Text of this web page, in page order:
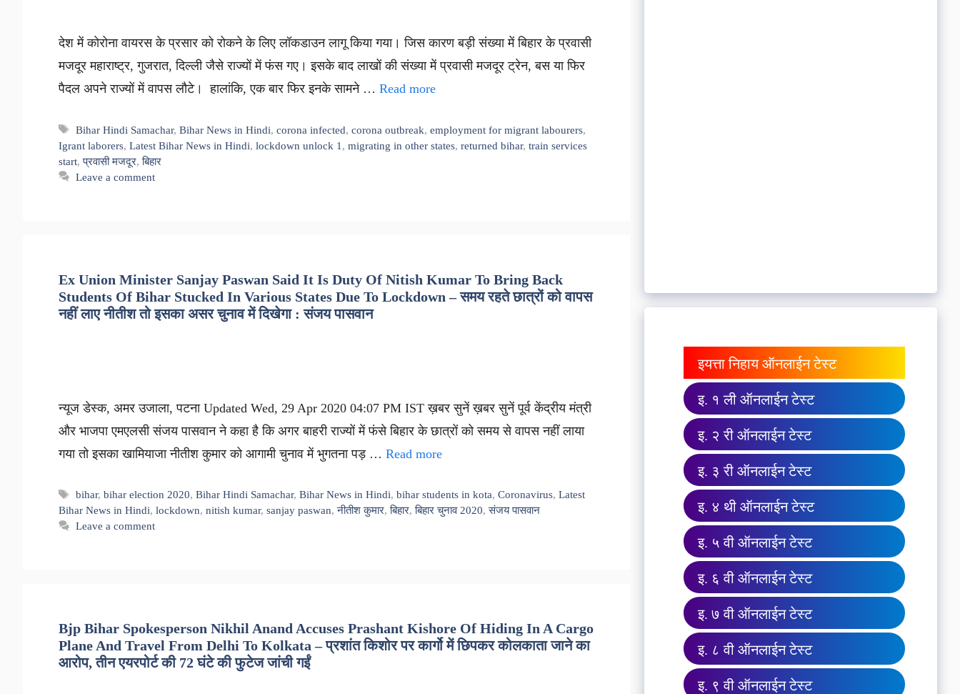
देश में कोरोना वायरस के प्रसार को रोकने के लिए लॉकडाउन लागू किया गया। जिस कारण बड़ी संख्या में बिहार के प्रवासी
मजदूर महाराष्ट्र, गुजरात, दिल्ली जैसे राज्यों में फंस गए। इसके बाद लाखों की संख्या में प्रवासी मजदूर ट्रेन, बस या फिर
पैदल अपने राज्यों में वापस लौटे। हालांकि, एक बार फिर इनके सामने … Read more
Tags
Bihar Hindi Samachar,Bihar News in Hindi,corona infected,corona outbreak,employment for migrant labourers,
Igrant laborers, Latest Bihar News in Hindi, lockdown unlock 1 , migrating in other states, returned bihar, train services
start,प्रवासी मजदूर,बिहार
Leave a comment
Ex Union Minister Sanjay Paswan Said It Is Duty Of Nitish Kumar To Bring Back
Students Of Bihar Stucked In Various States Due To Lockdown – समय रहते छात्रों को वापस
नहीं लाए नीतीश तो इसका असर चुनाव में दिखेगा : संजय पासवान
न्यूज डेस्क, अमर उजाला, पटना Updated Wed, 29 Apr 2020 04:07 PM IST ख़बर सुनें ख़बर सुनें पूर्व केंद्रीय मंत्री
और भाजपा एमएलसी संजय पासवान ने कहा है कि अगर बाहरी राज्यों में फंसे बिहार के छात्रों को समय से वापस नहीं लाया
गया तो इसका खामियाजा नीतीश कुमार को आगामी चुनाव में भुगतना पड़ … Read more
Tags
bihar,bihar election 2020,Bihar Hindi Samachar,Bihar News in Hindi,bihar students in kota,Coronavirus,Latest
Bihar News in Hindi, lockdown, nitish kumar, sanjay paswan,नीतीश कुमार,बिहार,बिहार चुनाव 2020,संजय पासवान
Leave a comment
Bjp Bihar Spokesperson Nikhil Anand Accuses Prashant Kishore Of Hiding In A Cargo
Plane And Travel From Delhi To Kolkata – प्रशांत किशोर पर कार्गो में छिपकर कोलकाता जाने का
आरोप, तीन एयरपोर्ट की 72 घंटे की फुटेज जांची गईं
इयत्ता निहाय ऑनलाईन टेस्ट
इ. १ ली ऑनलाईन टेस्ट
इ. २ री ऑनलाईन टेस्ट
इ. ३ री ऑनलाईन टेस्ट
इ. ४ थी ऑनलाईन टेस्ट
इ. ५ वी ऑनलाईन टेस्ट
इ. ६ वी ऑनलाईन टेस्ट
इ. ७ वी ऑनलाईन टेस्ट
इ. ८ वी ऑनलाईन टेस्ट
इ. ९ वी ऑनलाईन टेस्ट